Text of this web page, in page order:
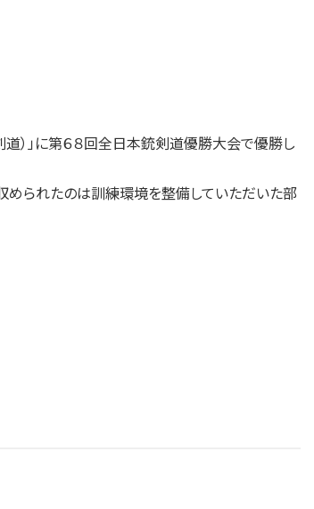
道）」に第６８回全日本銃剣道優勝大会で優勝し
められたのは訓練環境を整備していただいた部